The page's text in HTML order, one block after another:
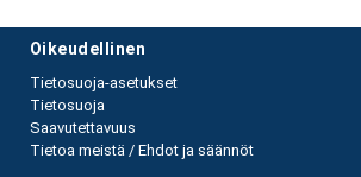
oikeudellinen
Tietosuoja-asetukset
Tietosuoja
Saavutettavuus
Tietoa meistä / Ehdot ja säännöt